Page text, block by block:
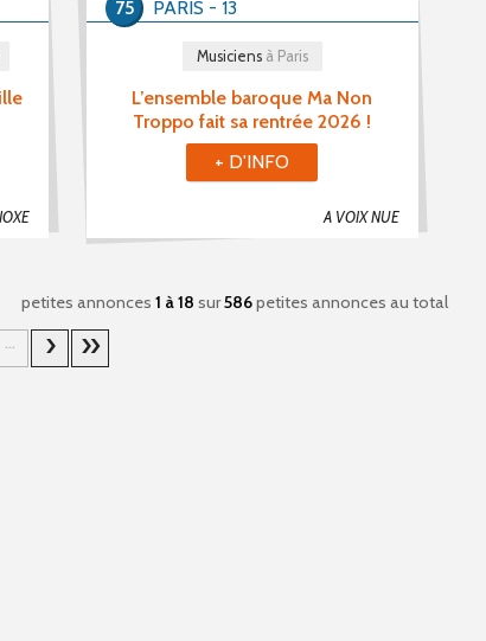
L’ensemble baroque Ma Non
Troppo fait sa rentrée 2026 !
A VOIX NUE
Musiciensà Paris
PARIS - 13
75
+ D'INFO
petites annonces 1 à 18 sur586petites annonces au total